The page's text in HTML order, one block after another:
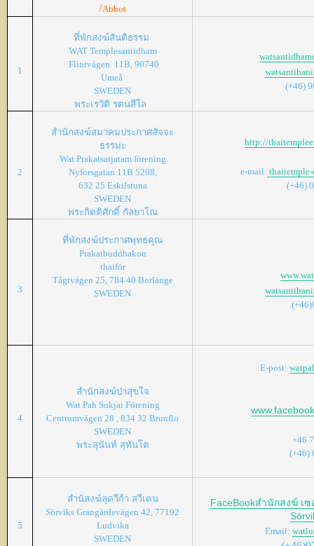
/Abbot
1
ที่พักสงฆ์สันติธรรม
WAT Templesantidham
Flintvägen 11B, 90740
Umeå
SWEDEN
พระเรวัติ รตนสีโล
(+46)
2
สำนักสงฆ์สมาคมประกาศสัจจะ
ธรรมะ
Wat Prakatsatjatam förening
Nyforsgatan 11B 5208,
632 25 Eskilstuna
SWEDEN
พระกิตติศักดิ์ กัลยาโณ
http://
e-mail:
(+46)
3
ที่พักสงฆ์ประกาศพุทธคุณ
Prakatbuddhakon
thaiför
Tågtvägen 25, 784 40 Borlänge
SWEDEN
4
สำนักสงฆ์ป่าสุขใจ
Wat Pah Sokjai Förening
Centrumvägen 28 , 834 32 Brunflo
SWEDEN
พระสุนันท์ สุทันโต
E-post:
+46
(+46)
5
สำนัสงฆ์ลุดวีก้า สวีเดน
Sörviks Grangärdevägen 42, 77192
Ludvika
SWEDEN
FaceBookสำนักสงฆ์ เ
Email: